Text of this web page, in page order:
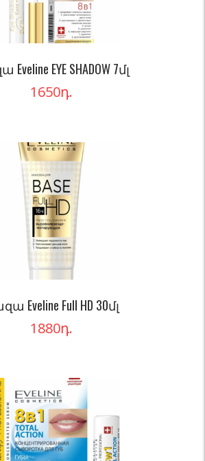
EYE SHADOW 7մլ
1650դ.
Eveline Full HD 30մլ
1880դ.